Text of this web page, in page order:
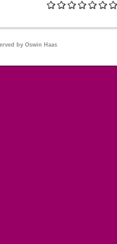
by Oswin Haas